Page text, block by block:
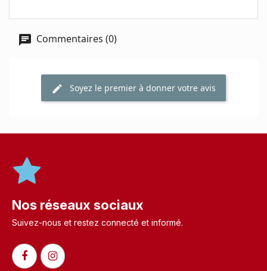
Commentaires (0)
Soyez le premier à donner votre avis
Nos réseaux sociaux
Suivez-nous et restez connecté et informé.​